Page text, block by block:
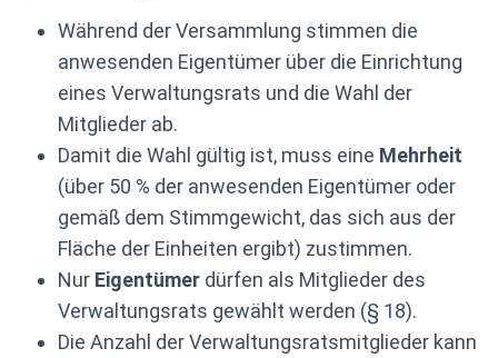
Während der Versammlung stimmen die
anwesenden Eigentümer über die Einrichtung
eines Verwaltungsrats und die Wahl der
Mitglieder ab.
Damit die Wahl gültig ist, muss eine Mehrheit
(über 50 % der anwesenden Eigentümer oder
gemäß dem Stimmgewicht, das sich aus der
Fläche der Einheiten ergibt) zustimmen.
Nur Eigentümer dürfen als Mitglieder des
Verwaltungsrats gewählt werden (§ 18).
Die Anzahl der Verwaltungsratsmitglieder kann